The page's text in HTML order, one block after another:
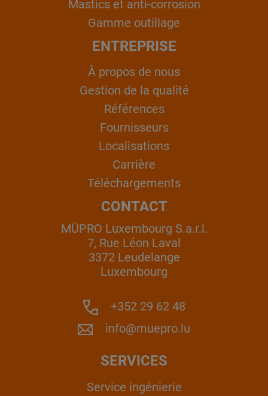
Mastics et anti-corrosion
Gamme outillage
ENTREPRISE
À propos de nous
Gestion de la qualité
Références
Fournisseurs
Localisations
Carrière
Téléchargements
CONTACT
MÜPRO Luxembourg S.a.r.l.
7, Rue Léon Laval
3372 Leudelange
Luxembourg
+352 29 62 48
info@muepro.lu
SERVICES
Service ingénierie